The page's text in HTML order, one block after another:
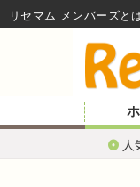
人
リセマム メンバーズ